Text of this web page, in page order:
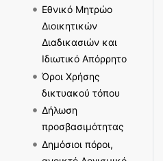
Εθνικό Μητρώο
Διοικητικών
Διαδικασιών και
Ιδιωτικό Απόρρητο
Όροι Χρήσης
δικτυακού τόπου
Δήλωση
προσβασιμότητας
Δημόσιοι πόροι,